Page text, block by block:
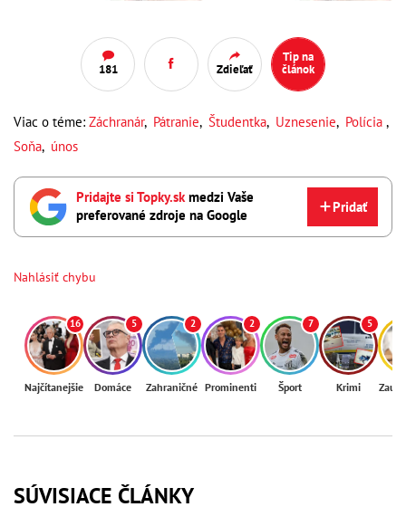
181 Zdieľať
Tip na
článok
Viac o téme: Záchranár, Pátranie, Študentka, Uznesenie, Polícia ,
Soňa, únos
Pridajte si Topky.skmedzi Vaše
preferované zdroje na Google
Pridať
Nahlásiť chybu
16
Najčítanejšie
5
Domáce
2
Zahraničné
2
Prominenti
7
Šport
5
Krimi
SÚVISIACE ČLÁNKY